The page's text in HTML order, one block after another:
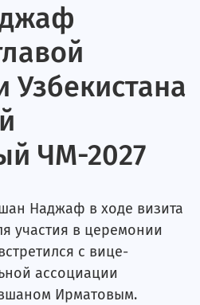
II
I
II
I
11-20 туры.
Узбекистана
ЧМ-2027
Наджаф в ходе визита
участия в церемонии
с вице-
ассоциации
Ирматовым.